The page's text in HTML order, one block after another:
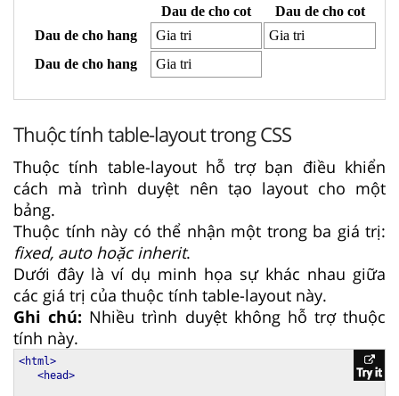
Thuộc tính table-layout trong CSS
Thuộc tính table-layout hỗ trợ bạn điều khiển
cách mà trình duyệt nên tạo layout cho một
bảng.
Thuộc tính này có thể nhận một trong ba giá trị:
fixed, auto hoặc inherit.
Dưới đây là ví dụ minh họa sự khác nhau giữa
các giá trị của thuộc tính table-layout này.
Ghi chú: Nhiều trình duyệt không hỗ trợ thuộc
tính này.
<html>
<head>